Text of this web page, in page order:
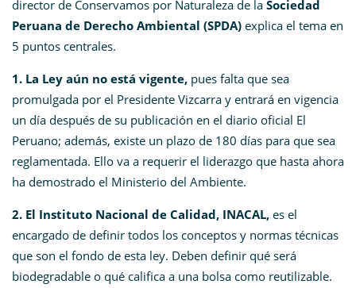
director de Conservamos por Naturaleza de la Sociedad
Peruana de Derecho Ambiental (SPDA) explica el tema en
5 puntos centrales.
1. La Ley aún no está vigente, pues falta que sea
promulgada por el Presidente Vizcarra y entrará en vigencia
un día después de su publicación en el diario oficial El
Peruano; además, existe un plazo de 180 días para que sea
reglamentada. Ello va a requerir el liderazgo que hasta ahora
ha demostrado el Ministerio del Ambiente.
2. El Instituto Nacional de Calidad, INACAL, es el
encargado de definir todos los conceptos y normas técnicas
que son el fondo de esta ley. Deben definir qué será
biodegradable o qué califica a una bolsa como reutilizable.